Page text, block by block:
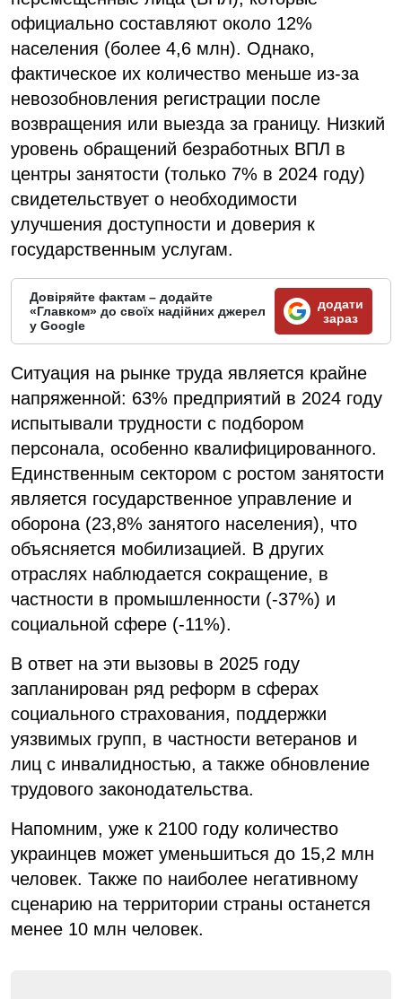
официально составляют около 12%
населения (более 4,6 млн). Однако,
фактическое их количество меньше из-за
невозобновления регистрации после
возвращения или выезда за границу. Низкий
уровень обращений безработных ВПЛ в
центры занятости (только 7% в 2024 году)
свидетельствует о необходимости
улучшения доступности и доверия к
государственным услугам.
Довіряйте фактам – додайте
«Главком» до своїх надійних джерел
у Google
додати
зараз
Ситуация на рынке труда является крайне
напряженной: 63% предприятий в 2024 году
испытывали трудности с подбором
персонала, особенно квалифицированного.
Единственным сектором с ростом занятости
является государственное управление и
оборона (23,8% занятого населения), что
объясняется мобилизацией. В других
отраслях наблюдается сокращение, в
частности в промышленности (-37%) и
социальной сфере (-11%).
В ответ на эти вызовы в 2025 году
запланирован ряд реформ в сферах
социального страхования, поддержки
уязвимых групп, в частности ветеранов и
лиц с инвалидностью, а также обновление
трудового законодательства.
Напомним, уже к 2100 году количество
украинцев может уменьшиться до 15,2 млн
человек. Также по наиболее негативному
сценарию на территории страны останется
менее 10 млн человек.